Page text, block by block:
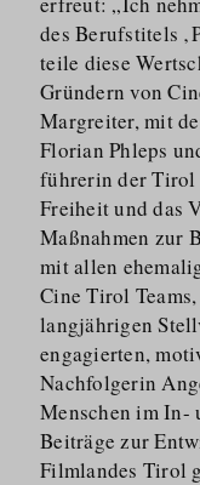
des Berufstitels
teile diese
Gründern von
Margreiter, mit
Florian Phleps
führerin der Tirol
Freiheit und das
Maßnahmen zur
mit allen
Cine Tirol
langjährigen
engagierten,
Nachfolgerin
Menschen im In-
Beiträge zur
Filmlandes Tirol